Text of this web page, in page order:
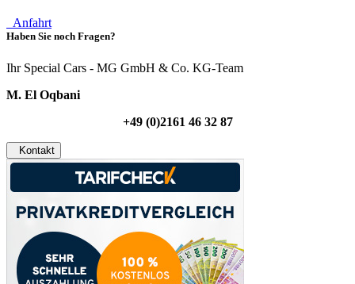
Anfahrt
Haben Sie noch Fragen?
Ihr Special Cars - MG GmbH & Co. KG-Team
M. El Oqbani
+49 (0)2161 46 32 87
Kontakt